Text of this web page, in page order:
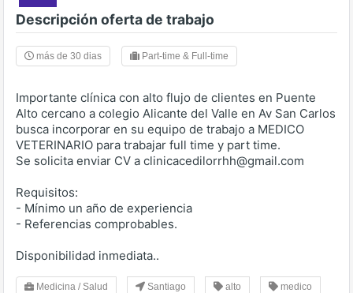
Descripción oferta de trabajo
más de 30 dias Part-time & Full-time
Importante clínica con alto flujo de clientes en Puente
Alto cercano a colegio Alicante del Valle en Av San Carlos
busca incorporar en su equipo de trabajo a MEDICO
VETERINARIO para trabajar full time y part time.
Se solicita enviar CV a clinicacedilorrhh@gmail.com
Requisitos:
- Mínimo un año de experiencia
- Referencias comprobables.
Disponibilidad inmediata..
Medicina / Salud Santiago alto medico